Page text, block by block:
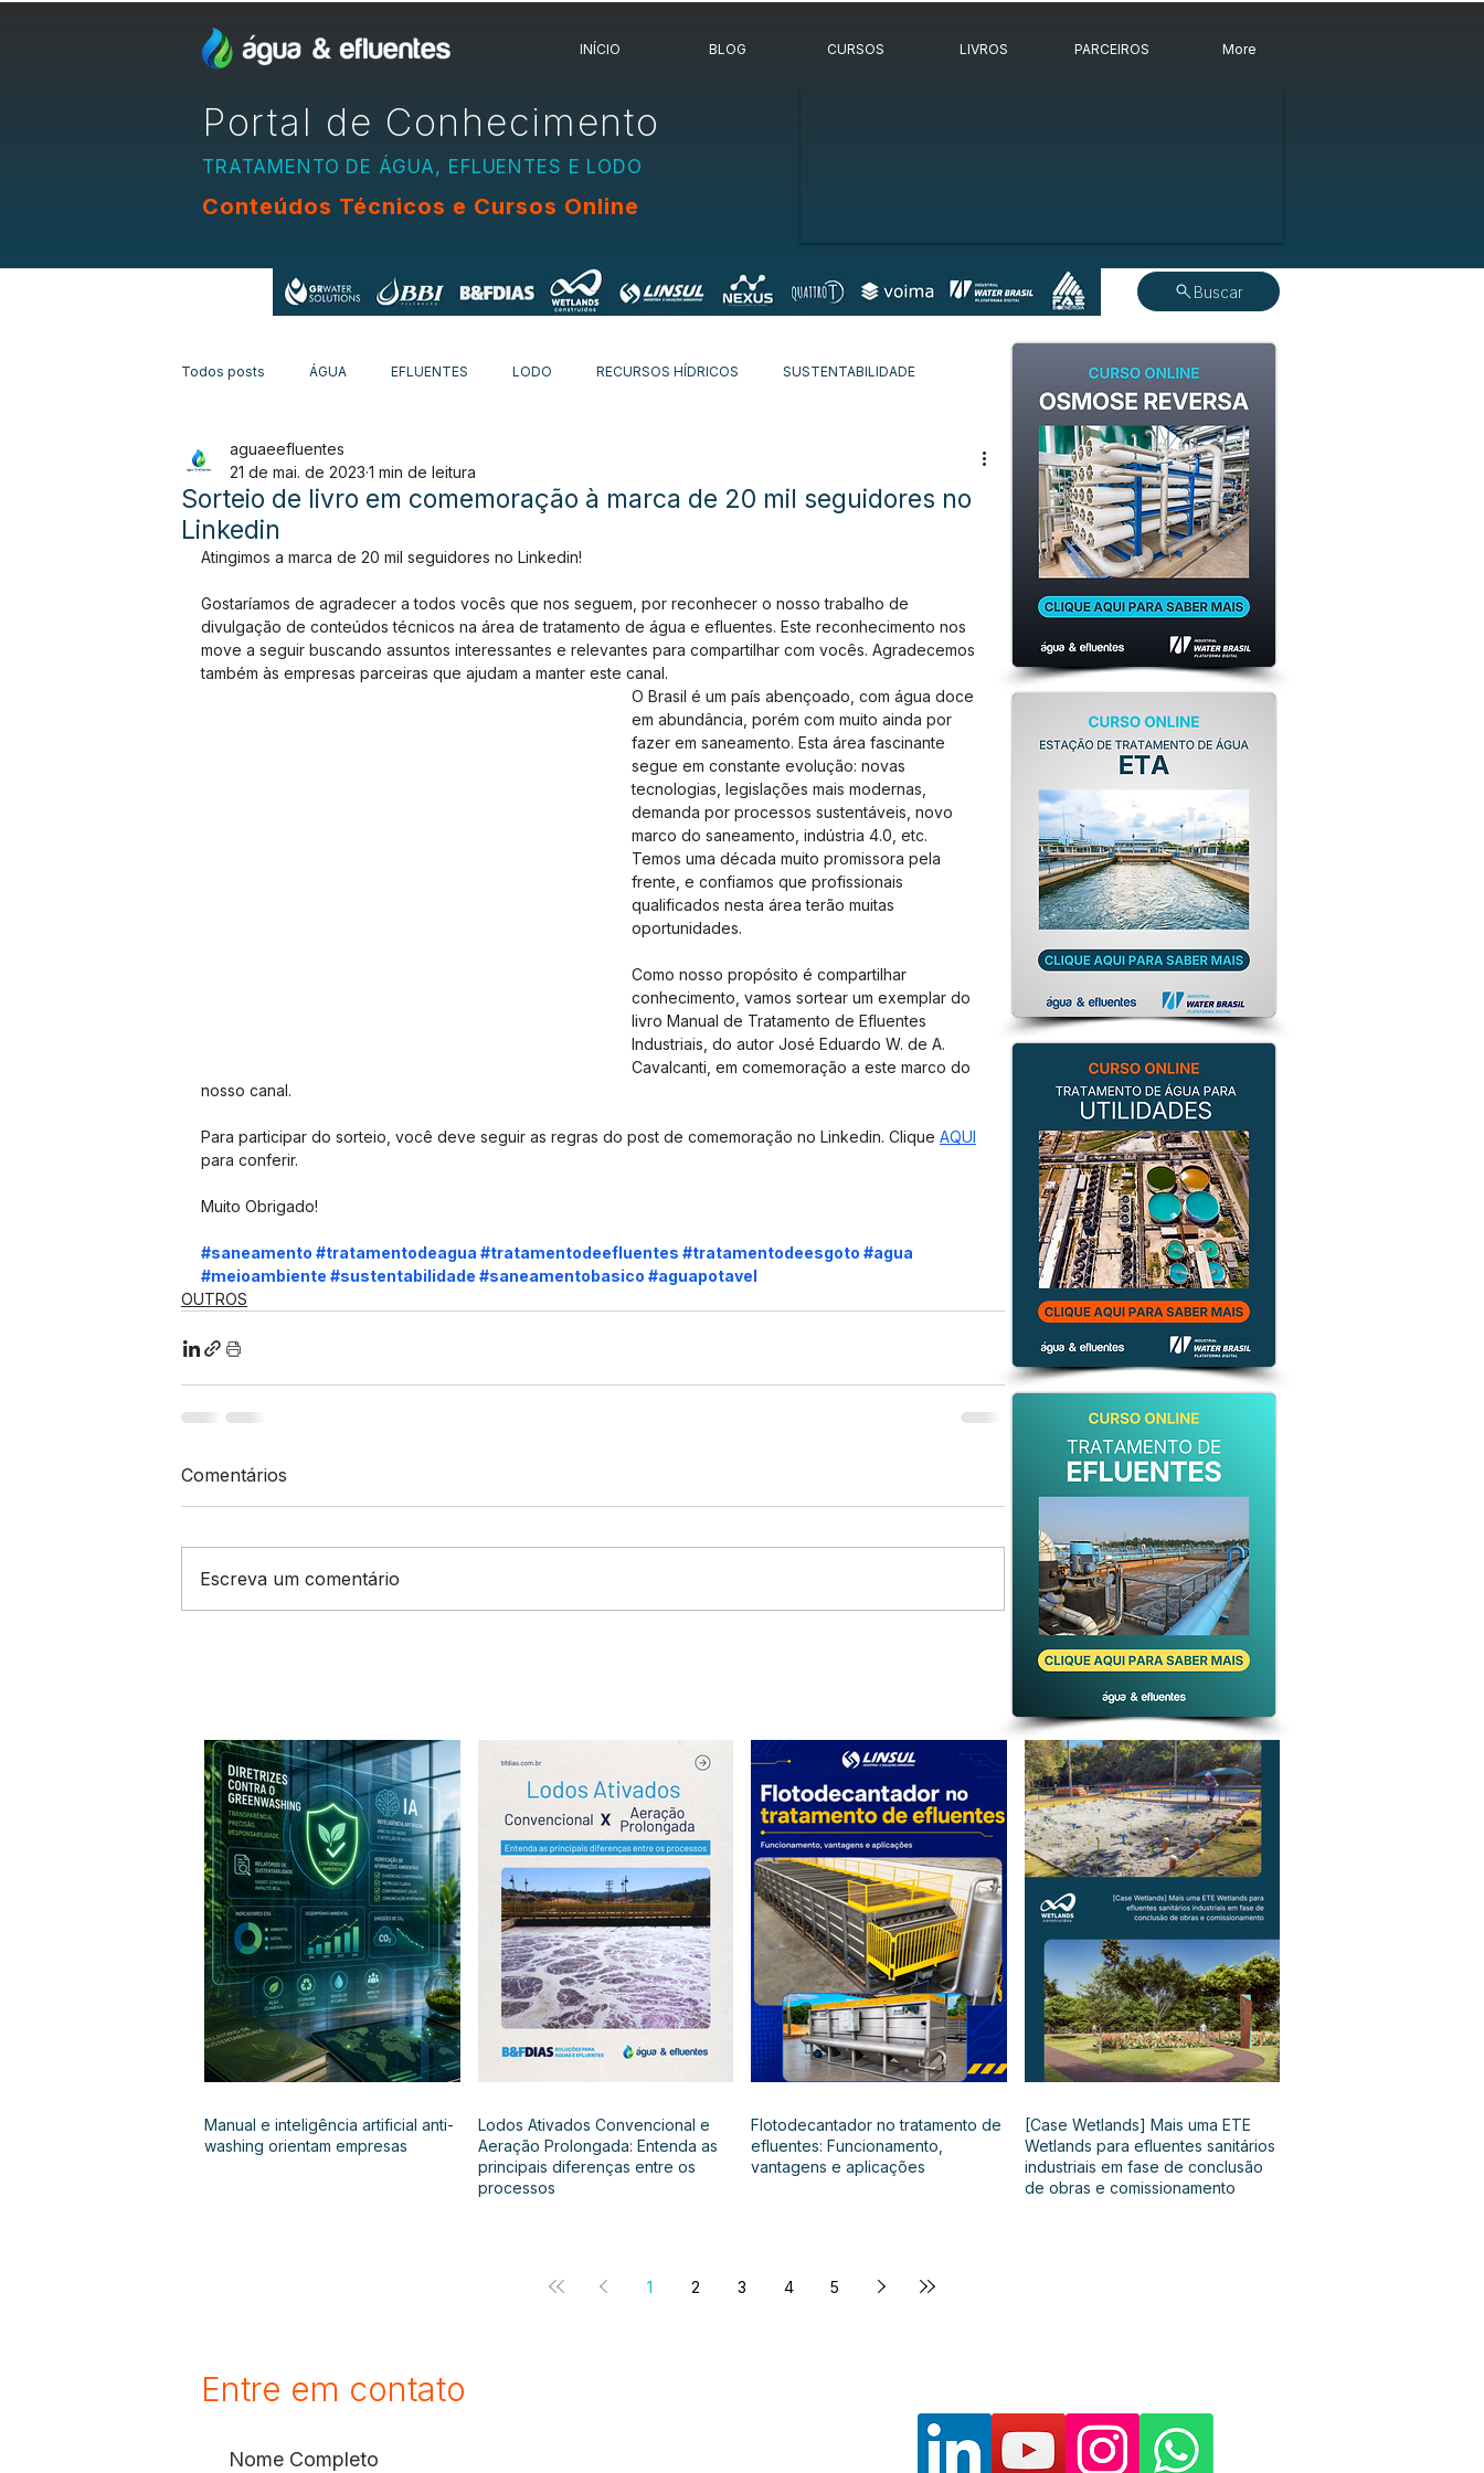
INÍCIO BLOG CURSOS LIVROS PARCEIROS More
Portal de Conhecimento
TRATAMENTO DE ÁGUA, EFLUENTES E LODO
Conteúdos Técnicos e Cursos Online
Buscar
Todos posts ÁGUA EFLUENTES LODO RECURSOS HÍDRICOS SUSTENTABILIDADE
EQUIPAMENTOS
Sorteio de livro em comemoração à marca de 20 mil seguidores no
Linkedin
aguaeefluentes
21 de mai. de 2023 1 min de leitura
Atingimos a marca de 20 mil seguidores no Linkedin!
Gostaríamos de agradecer a todos vocês que nos seguem, por reconhecer o nosso trabalho de
divulgação de conteúdos técnicos na área de tratamento de água e efluentes. Este reconhecimento nos
move a seguir buscando assuntos interessantes e relevantes para compartilhar com vocês. Agradecemos
também às empresas parceiras que ajudam a manter este canal.
O Brasil é um país abençoado, com água doce
em abundância, porém com muito ainda por
fazer em saneamento. Esta área fascinante
segue em constante evolução: novas
tecnologias, legislações mais modernas,
demanda por processos sustentáveis, novo
marco do saneamento, indústria 4.0, etc.
Temos uma década muito promissora pela
frente, e confiamos que profissionais
qualificados nesta área terão muitas
oportunidades.
Como nosso propósito é compartilhar
conhecimento, vamos sortear um exemplar do
livro Manual de Tratamento de Efluentes
Industriais, do autor José Eduardo W. de A.
Cavalcanti, em comemoração a este marco do
nosso canal.
Para participar do sorteio, você deve seguir as regras do post de comemoração no Linkedin. Clique AQUI
para conferir.
Muito Obrigado!
#saneamento #tratamentodeagua #tratamentodeefluentes #tratamentodeesgoto #agua
#meioambiente #sustentabilidade #saneamentobasico #aguapotavel
OUTROS
Comentários
Escreva um comentário
Manual e inteligência artificial anti-
washing orientam empresas
Lodos Ativados Convencional e
Aeração Prolongada: Entenda as
principais diferenças entre os
processos
Flotodecantador no tratamento de
efluentes: Funcionamento,
vantagens e aplicações
[Case Wetlands] Mais uma ETE
Wetlands para efluentes sanitários
industriais em fase de conclusão
de obras e comissionamento
1 2 3 4 5
Entre em contato